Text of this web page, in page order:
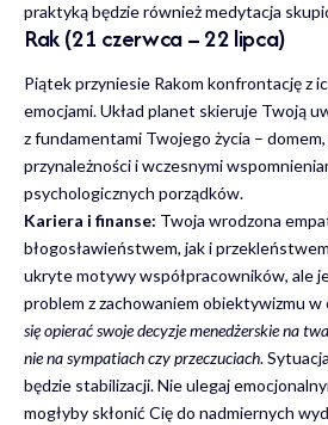
praktyką będzie również medytacja
Rak (21 czerwca – 22 lipca)
Piątek przyniesie Rakom konfrontację z
emocjami. Układ planet skieruje Twoją
z fundamentami Twojego życia –
przynależności i wczesnymi
psychologicznych porządków.
Kariera i finanse: Twoja wrodzona
błogosławieństwem, jak i
ukryte motywy współpracowników, ale
problem z zachowaniem obiektywizmu w
się opierać swoje decyzje menedżerskie na
nie na sympatiach czy przeczuciach.
będzie stabilizacji. Nie ulegaj
mogłyby skłonić Cię do nadmiernych